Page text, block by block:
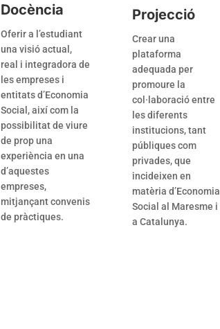
Docència
Oferir a l’estudiant
una visió actual,
real i integradora de
les empreses i
entitats d’Economia
Social, així com la
possibilitat de viure
de prop una
experiència en una
d’aquestes
empreses,
mitjançant convenis
de pràctiques.
Projecció
Crear una
plataforma
adequada per
promoure la
col·laboració entre
les diferents
institucions, tant
públiques com
privades, que
incideixen en
matèria d’Economia
Social al Maresme i
a Catalunya.